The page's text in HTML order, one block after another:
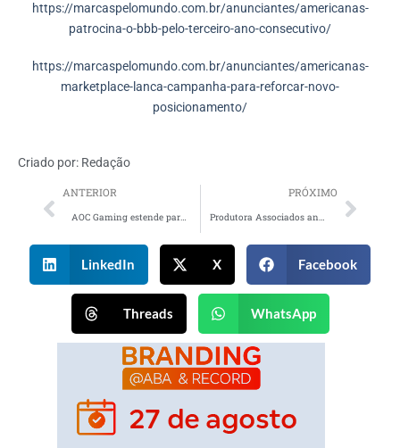
https://marcaspelomundo.com.br/anunciantes/americanas-
patrocina-o-bbb-pelo-terceiro-ano-consecutivo/
https://marcaspelomundo.com.br/anunciantes/americanas-
marketplace-lanca-campanha-para-reforcar-novo-
posicionamento/
Criado por: Redação
ANTERIOR PRÓXIMO
LinkedIn X Facebook
Threads WhatsApp